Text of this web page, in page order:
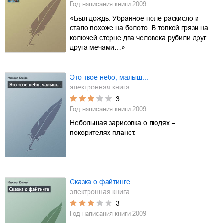
Год написания книги 2009
«Был дождь. Убранное поле раскисло и
стало похоже на болото. В топкой грязи на
колючей стерне два человека рубили друг
друга мечами…»
Это твое небо, малыш...
электронная книга
3
Год написания книги 2009
Небольшая зарисовка о людях –
покорителях планет.
Сказка о файтинге
электронная книга
3
Год написания книги 2009